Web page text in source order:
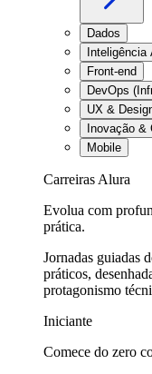
Dados
Inteligência
Front-end
DevOps
UX &
Inovação &
Mobile
Carreiras Alura
Evolua com
prática.
Jornadas guiadas
práticos,
protagonismo
Iniciante
Comece do zero